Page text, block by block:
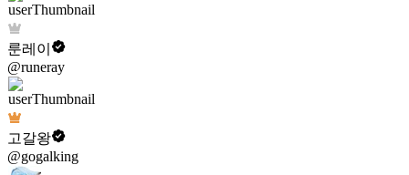
룬레이
@runeray
고갈왕
@gogalking